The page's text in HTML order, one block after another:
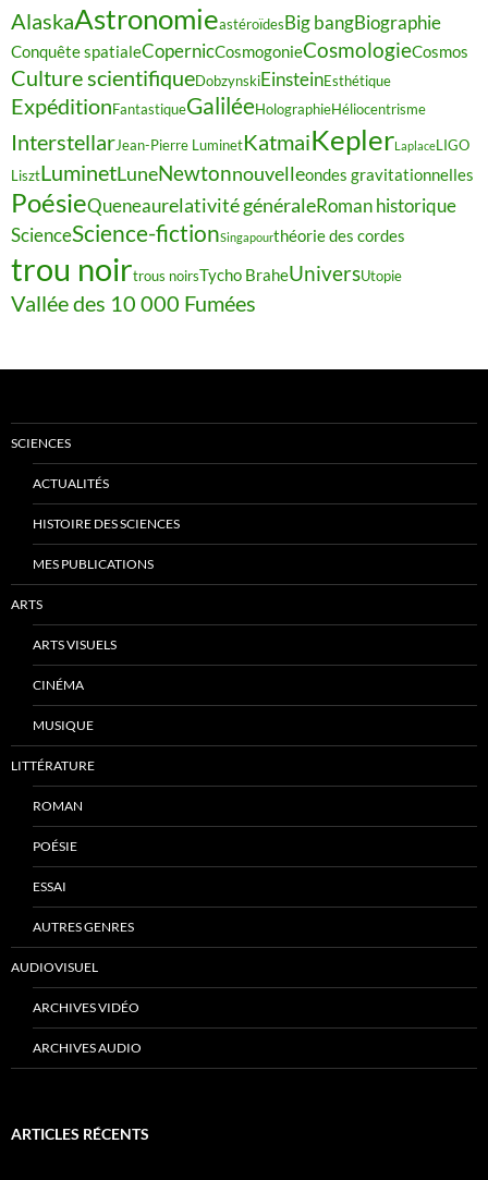
AlaskaAstronomieastéroïdesBig bangBiographie
Conquête spatialeCopernicCosmogonieCosmologieCosmos
Culture scientifiqueDobzynskiEinsteinEsthétique
ExpéditionFantastiqueGaliléeHolographieHéliocentrisme
InterstellarJean-Pierre LuminetKatmaiKeplerLaplaceLIGO
LisztLuminetLuneNewtonnouvelleondes gravitationnelles
PoésieQueneaurelativité généraleRoman historique
ScienceScience-fictionSingapourthéorie des cordes
trou noirtrous noirsTycho BraheUniversUtopie
Vallée des 10 000 Fumées
SCIENCES
ACTUALITÉS
HISTOIRE DES SCIENCES
MES PUBLICATIONS
ARTS
ARTS VISUELS
CINÉMA
MUSIQUE
LITTÉRATURE
ROMAN
POÉSIE
ESSAI
AUTRES GENRES
AUDIOVISUEL
ARCHIVES VIDÉO
ARCHIVES AUDIO
ARTICLES RÉCENTS